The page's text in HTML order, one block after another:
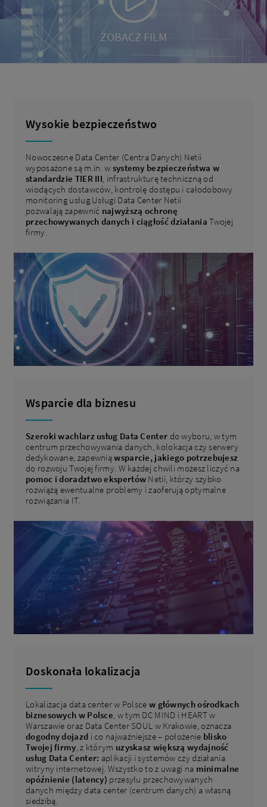
ZOBACZ FILM
Wysokie bezpieczeństwo
Nowoczesne Data Center (Centra Danych) Netii
wyposażone są m.in. w systemy bezpieczeństwa w
standardzie TIER III, infrastrukturę techniczną od
wiodących dostawców, kontrolę dostępu i całodobowy
monitoring usług.Usługi Data Center Netii
pozwalają zapewnić najwyższą ochronę
przechowywanych danych i ciągłość działania Twojej
firmy.
Wsparcie dla biznesu
Szeroki wachlarz usług Data Center do wyboru, w tym
centrum przechowywania danych, kolokacja czy serwery
dedykowane, zapewniąwsparcie, jakiego potrzebujesz
do rozwoju Twojej firmy. W każdej chwili możesz liczyć na
pomoc i doradztwo ekspertów Netii, którzy szybko
rozwiążą ewentualne problemy i zaoferują optymalne
rozwiązania IT.
Doskonała lokalizacja
Lokalizacja data center w Polsce w głównych ośrodkach
biznesowych w Polsce, w tym DC MIND i HEART w
Warszawie oraz Data Center SOUL w Krakowie, oznacza
dogodny dojazd i co najważniejsze – położenie blisko
Twojej firmy, z którym uzyskasz większą wydajność
usług Data Center: aplikacji i systemów czy działania
witryny internetowej. Wszystko to z uwagi na minimalne
opóźnienie (latency) przesyłu przechowywanych
danych między data center (centrum danych) a własną
siedzibą.